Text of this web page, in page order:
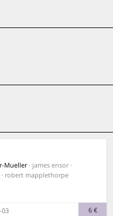
Mueller · james ensor ·
robert mapplethorpe
03 6 €